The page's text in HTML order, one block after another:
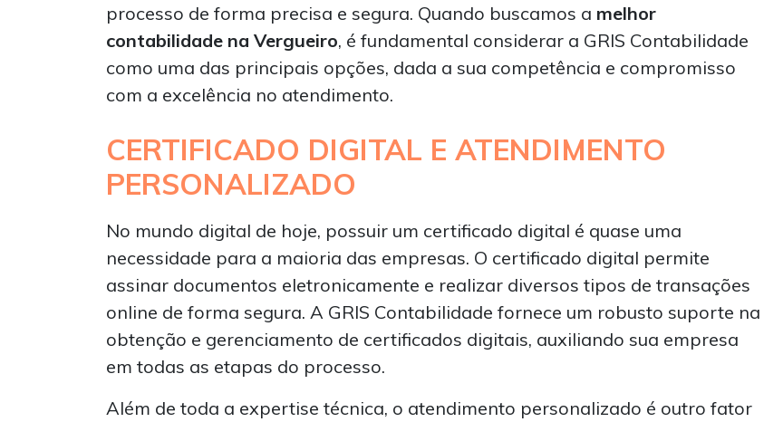
processo de forma precisa e segura. Quando buscamos a melhor
contabilidade na Vergueiro, é fundamental considerar a GRIS Contabilidade
como uma das principais opções, dada a sua competência e compromisso
com a excelência no atendimento.
CERTIFICADO DIGITAL E ATENDIMENTO
PERSONALIZADO
No mundo digital de hoje, possuir um certificado digital é quase uma
necessidade para a maioria das empresas. O certificado digital permite
assinar documentos eletronicamente e realizar diversos tipos de transações
online de forma segura. A GRIS Contabilidade fornece um robusto suporte na
obtenção e gerenciamento de certificados digitais, auxiliando sua empresa
em todas as etapas do processo.
Além de toda a expertise técnica, o atendimento personalizado é outro fator